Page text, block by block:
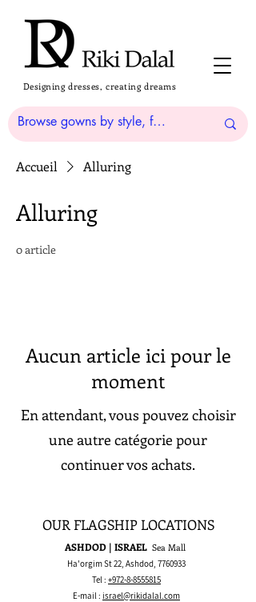
Designing dresses, creating dreams
Accueil Alluring
Alluring
0 article
Aucun article ici pour le
moment
En attendant, vous pouvez choisir
une autre catégorie pour
continuer vos achats.
OUR FLAGSHIP LOCATIONS
ASHDOD | ISRAEL Sea Mall
Ha'orgim St 22, Ashdod, 7760933
Tel : +972-8-8555815
E-mail : israel@rikidalal.com